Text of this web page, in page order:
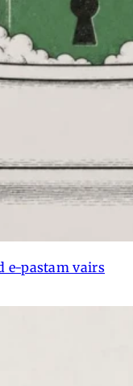
e-pastam vairs